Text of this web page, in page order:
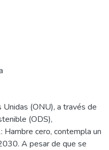
Unidas (ONU), a través de
(ODS),
cero, contempla un
A pesar de que se